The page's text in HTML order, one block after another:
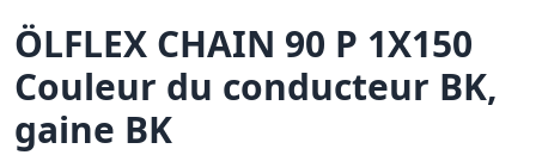
ÖLFLEX CHAIN 90 P 1X150
Couleur du conducteur BK,
gaine BK